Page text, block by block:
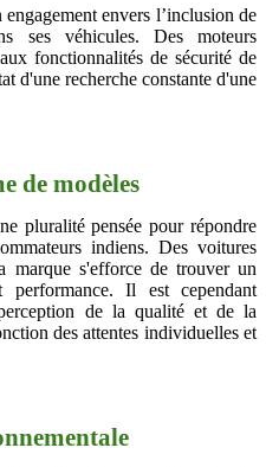
envers l’inclusion de
ses véhicules. Des moteurs
fonctionnalités de sécurité de
d'une recherche constante d'une
de modèles
pluralité pensée pour répondre
indiens. Des voitures
marque s'efforce de trouver un
Il est cependant
de la qualité et de la
des attentes individuelles et